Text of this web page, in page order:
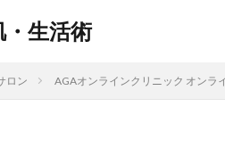
・生活術
ロン AGAオンラインクリニック オンラ